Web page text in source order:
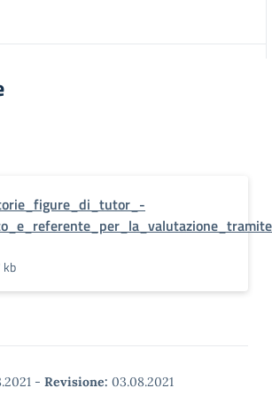
kb
- Revisione: 03.08.2021